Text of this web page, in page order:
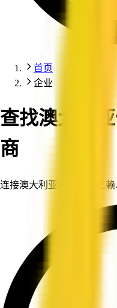
首页
企业
查找澳大利
商
连接澳大利亚各地值得信赖